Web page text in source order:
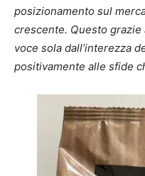
posizionamento sul
crescente. Questo
voce sola dall’interezza
positivamente alle sfide